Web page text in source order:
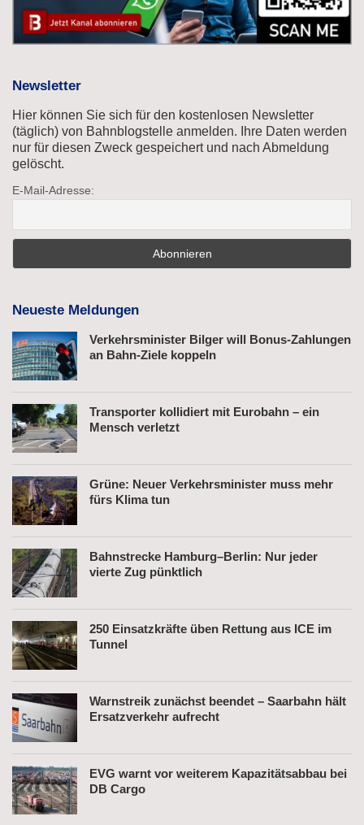
Newsletter
Hier können Sie sich für den kostenlosen Newsletter
(täglich) von Bahnblogstelle anmelden. Ihre Daten werden
nur für diesen Zweck gespeichert und nach Abmeldung
gelöscht.
E-Mail-Adresse:
Neueste Meldungen
Verkehrsminister Bilger will Bonus-Zahlungen
an Bahn-Ziele koppeln
Transporter kollidiert mit Eurobahn – ein
Mensch verletzt
Grüne: Neuer Verkehrsminister muss mehr
fürs Klima tun
Bahnstrecke Hamburg–Berlin: Nur jeder
vierte Zug pünktlich
250 Einsatzkräfte üben Rettung aus ICE im
Tunnel
Warnstreik zunächst beendet – Saarbahn hält
Ersatzverkehr aufrecht
EVG warnt vor weiterem Kapazitätsabbau bei
DB Cargo